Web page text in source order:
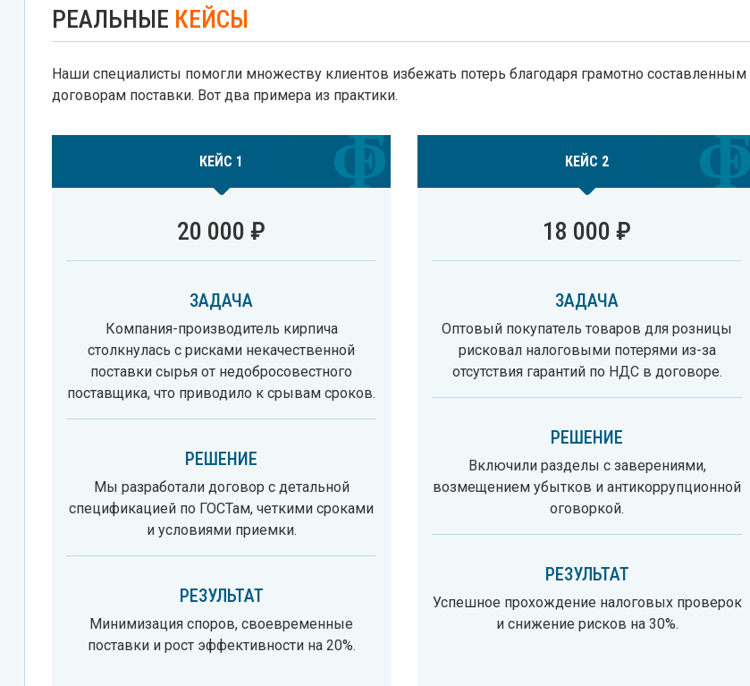
РЕАЛЬНЫЕ КЕЙСЫ
Наши специалисты помогли множеству клиентов избежать потерь благодаря грамотно составленным
договорам поставки. Вот два примера из практики.
КЕЙС 1
20 000 ₽
ЗАДАЧА
Компания-производитель кирпича
столкнулась с рисками некачественной
поставки сырья от недобросовестного
поставщика, что приводило к срывам сроков.
РЕШЕНИЕ
Мы разработали договор с детальной
спецификацией по ГОСТам, четкими сроками
и условиями приемки.
РЕЗУЛЬТАТ
Минимизация споров, своевременные
поставки и рост эффективности на 20%.
КЕЙС 2
18 000 ₽
ЗАДАЧА
Оптовый покупатель товаров для розницы
рисковал налоговыми потерями из-за
отсутствия гарантий по НДС в договоре.
РЕШЕНИЕ
Включили разделы с заверениями,
возмещением убытков и антикоррупционной
оговоркой.
РЕЗУЛЬТАТ
Успешное прохождение налоговых проверок
и снижение рисков на 30%.